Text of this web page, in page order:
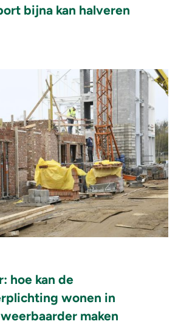
bijna kan halveren
hoe kan de
wonen in
maken